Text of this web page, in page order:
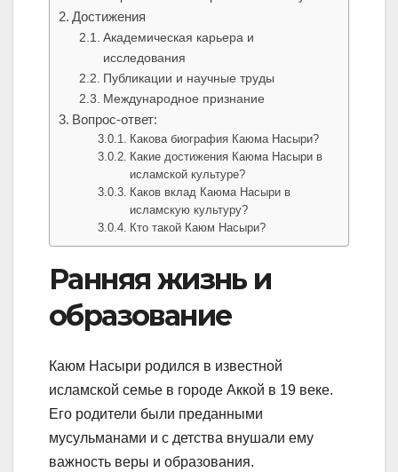
Достижения
Академическая карьера и
исследования
Публикации и научные труды
Международное признание
Вопрос-ответ:
Какова биография Каюма Насыри?
Какие достижения Каюма Насыри в
исламской культуре?
Каков вклад Каюма Насыри в
исламскую культуру?
Кто такой Каюм Насыри?
Ранняя жизнь и
образование
Каюм Насыри родился в известной
исламской семье в городе Аккой в 19 веке.
Его родители были преданными
мусульманами и с детства внушали ему
важность веры и образования.